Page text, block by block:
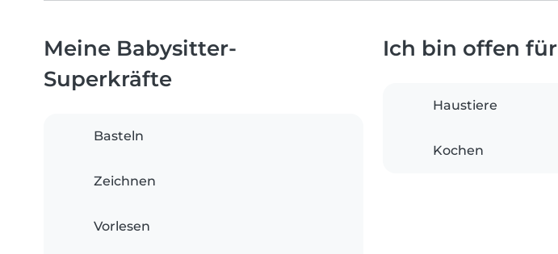
Meine Babysitter-
Superkräfte
Basteln
Zeichnen
Vorlesen
Ich bin offen für
Haustiere
Kochen